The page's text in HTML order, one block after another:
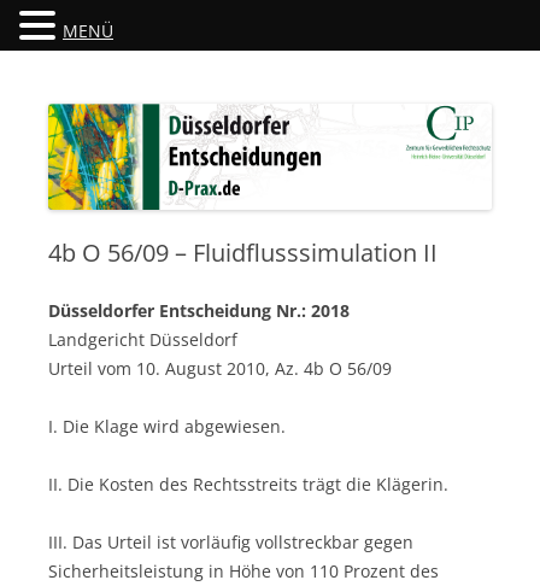
Düsseldorfer Entscheidungen
4b O 56/09 – Fluidflusssimulation II
Düsseldorfer Entscheidung Nr.: 2018
Landgericht Düsseldorf
Urteil vom 10. August 2010, Az. 4b O 56/09
I. Die Klage wird abgewiesen.
II. Die Kosten des Rechtsstreits trägt die Klägerin.
III. Das Urteil ist vorläufig vollstreckbar gegen
Sicherheitsleistung in Höhe von 110 Prozent des
MENÜ